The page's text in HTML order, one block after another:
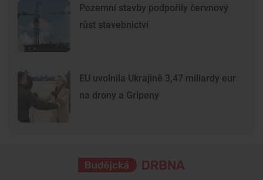
Pozemní stavby podpořily červnový
růst stavebnictví
EU uvolnila Ukrajině 3,47 miliardy eur
na drony a Gripeny